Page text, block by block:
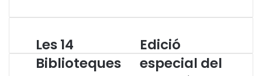
L
e
s
Les 14
Biblioteques
E
d
i
Edició
especial del